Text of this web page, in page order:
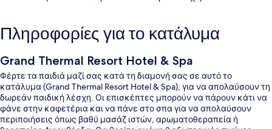
Πληροφορίες για το κατάλυμα
Grand Thermal Resort Hotel & Spa
Φέρτε τα παιδιά μαζί σας κατά τη διαμονή σας σε αυτό το
κατάλυμα (Grand Thermal Resort Hotel & Spa), για να απολαύσουν τη
δωρεάν παιδική λέσχη. Οι επισκέπτες μπορούν να πάρουν κάτι να
φάνε στην καφετέρια και να πάνε στο σπα για να απολαύσουν
περιποιήσεις όπως βαθύ μασάζ ιστών, αρωματοθεραπεία ή